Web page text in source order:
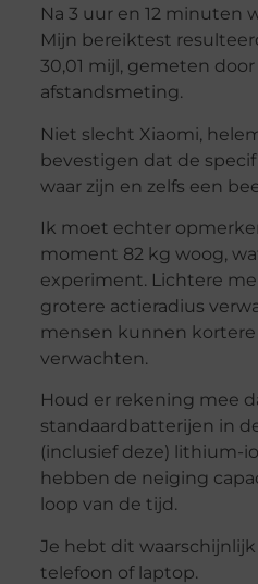
Na 3 uur en 12 minuten
Mijn bereiktest
30,01 mijl, gemeten
afstandsmeting.
Niet slecht Xiaomi,
bevestigen dat de
waar zijn en zelfs een
Ik moet echter
moment 82 kg woog,
experiment. Lichtere
grotere actieradius
mensen kunnen
verwachten.
Houd er rekening mee
standaardbatterijen in
(inclusief deze) lithium-
hebben de neiging
loop van de tijd.
Je hebt dit
telefoon of laptop.